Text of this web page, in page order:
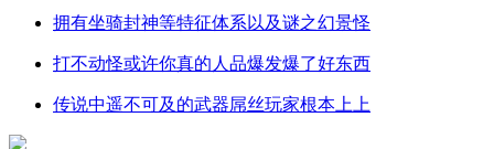
拥有坐骑封神等特征体系以及谜之幻景怪
打不动怪或许你真的人品爆发爆了好东西
传说中遥不可及的武器屌丝玩家根本上上